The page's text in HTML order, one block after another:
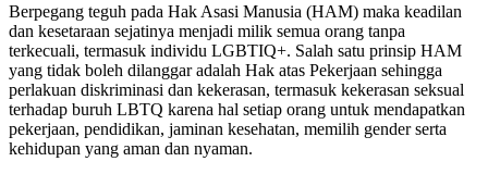
Berpegang teguh pada Hak Asasi Manusia (HAM) maka keadilan
dan kesetaraan sejatinya menjadi milik semua orang tanpa
terkecuali, termasuk individu LGBTIQ+. Salah satu prinsip HAM
yang tidak boleh dilanggar adalah Hak atas Pekerjaan sehingga
perlakuan diskriminasi dan kekerasan, termasuk kekerasan seksual
terhadap buruh LBTQ karena hal setiap orang untuk mendapatkan
pekerjaan, pendidikan, jaminan kesehatan, memilih gender serta
kehidupan yang aman dan nyaman.